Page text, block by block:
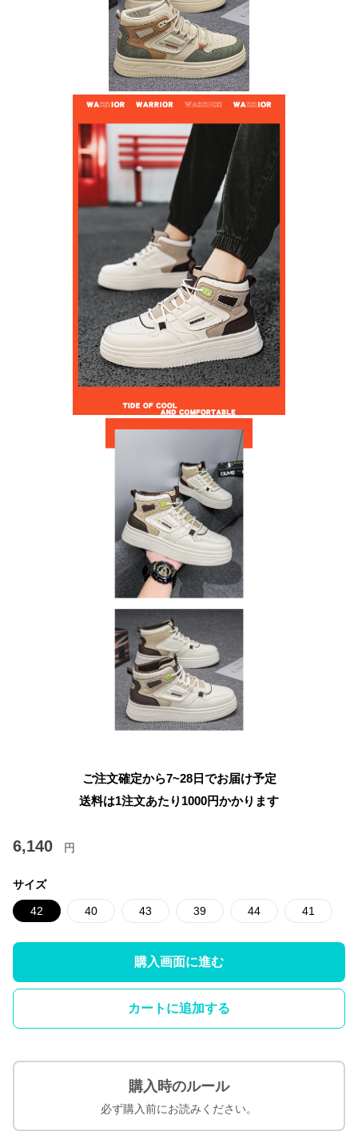
ご注文確定から7~28日でお届け予定
送料は1注文あたり 1000円かかります
6,140 円
サイズ
42 40 43 39 44 41
購入画面に進む
カートに追加する
購入時のルール
必ず購入前にお読みください。